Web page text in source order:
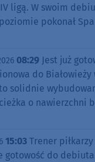
ligą. W swoim
pokonał
08:29 Jest już
do
solidnie
o nawierzchni
15:03 Trener piłkarzy
gotowość do